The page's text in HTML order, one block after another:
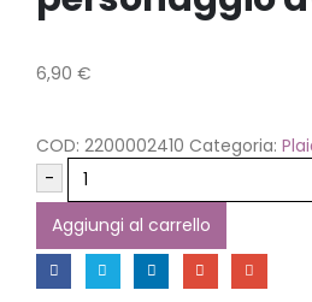
6,90 €
COD: 2200002410 Categoria:
-
Aggiungi al carrello